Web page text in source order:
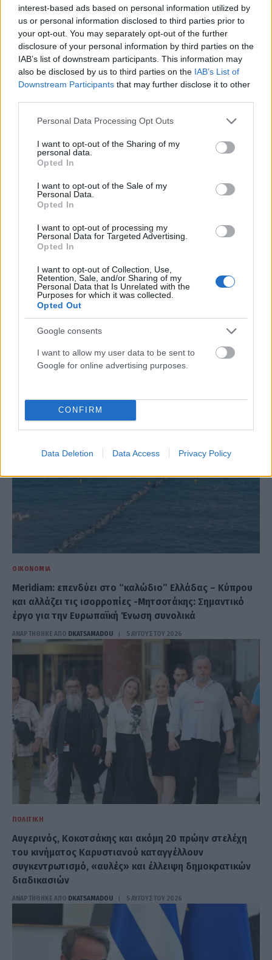
interest-based ads based on personal information utilized by
us or personal information disclosed to third parties prior to
your opt-out. You may separately opt-out of the further
disclosure of your personal information by third parties on the
IAB’s list of downstream participants. This information may
also be disclosed by us to third parties on the IAB’s List of
Downstream Participants that may further disclose it to other
Please note that this website/app uses one or more Google
not limited to your visit or usage behaviour. You may click to
grant or deny consent to Google and its third-party tags to
use your data for below specified purposes in below Google
consent section.
Personal Data Processing Opt Outs
I want to opt-out of the Sharing of my
personal data.
Opted In
I want to opt-out of the Sale of my
Personal Data.
Opted In
I want to opt-out of processing my
Personal Data for Targeted Advertising.
Opted In
I want to opt-out of Collection, Use,
Retention, Sale, and/or Sharing of my
Personal Data that Is Unrelated with the
Purposes for which it was collected.
Opted Out
Google consents
I want to allow my user data to be sent to
Google for online advertising purposes.
CONFIRM
Data Deletion Data Access Privacy Policy
Το μεγάλο γαλλικό «ναι» στο καλώδιο Ελλάδας –
ΑΝΑΡΤΗΘΗΚΕ ΑΠΟNEWSROOM 6 ΑΥΓΟΎΣΤΟΥ 2026
ΠΟΛΙΤΙΚΉ
Μπελέρης προς Κομισιόν: Πρόταση για νέο Ευρωπαϊκό
Ταμείο Αντιμετώπισης Φυσικών Καταστροφών
ΟΙΚΟΝΟΜΊΑ
Meridiam: επενδύει στο “καλώδιο” Ελλάδας – Κύπρου
και αλλάζει τις ισορροπίες -Μητσοτάκης: Σημαντικό
έργο για την Ευρωπαϊκή Ένωση συνολικά
ΑΝΑΡΤΗΘΗΚΕ ΑΠΟ DKATSAMADOU 5 ΑΥΓΟΎΣΤΟΥ 2026
ΠΟΛΙΤΙΚΉ
Αυγερινός, Κοκοτσάκης και ακόμη 20 πρώην στελέχη
του κινήματος Καρυστιανού καταγγέλλουν
συγκεντρωτισμό, «αυλές» και έλλειψη δημοκρατικών
διαδικασιών
ΑΝΑΡΤΗΘΗΚΕ ΑΠΟ DKATSAMADOU 5 ΑΥΓΟΎΣΤΟΥ 2026